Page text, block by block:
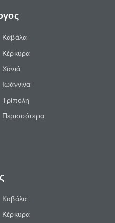
Καβάλα
Κέρκυρα
Χανιά
Ιωάννινα
Τρίπολη
Περισσότερα
Καβάλα
Κέρκυρα